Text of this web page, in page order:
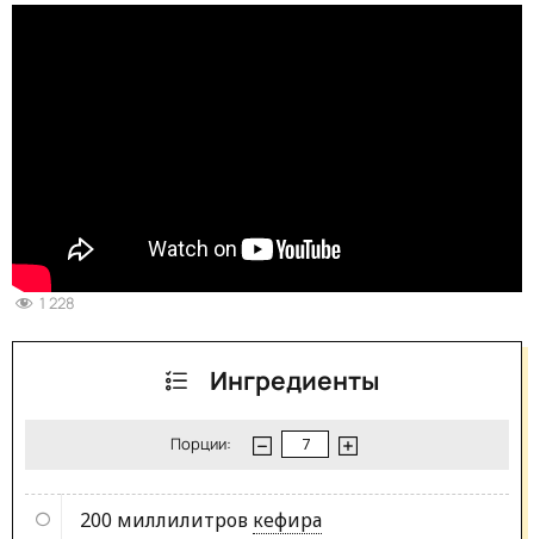
1 228
Ингредиенты
Порции:
200 миллилитров кефира